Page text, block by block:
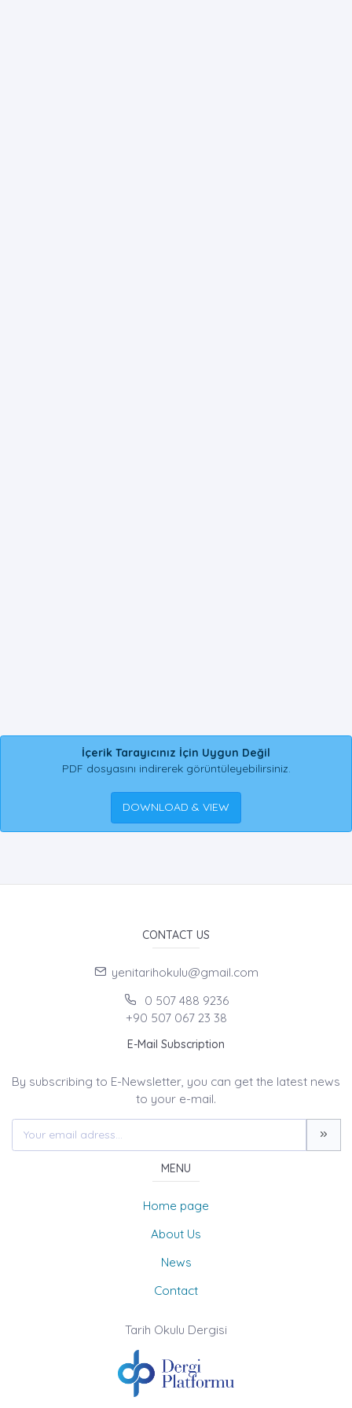
İçerik Tarayıcınız İçin Uygun Değil
PDF dosyasını indirerek görüntüleyebilirsiniz.
DOWNLOAD & VIEW
CONTACT US
yenitarihokulu@gmail.com
0 507 488 9236
+90 507 067 23 38
E-Mail Subscription
By subscribing to E-Newsletter, you can get the latest news
to your e-mail.
MENU
Home page
About Us
News
Contact
Tarih Okulu Dergisi